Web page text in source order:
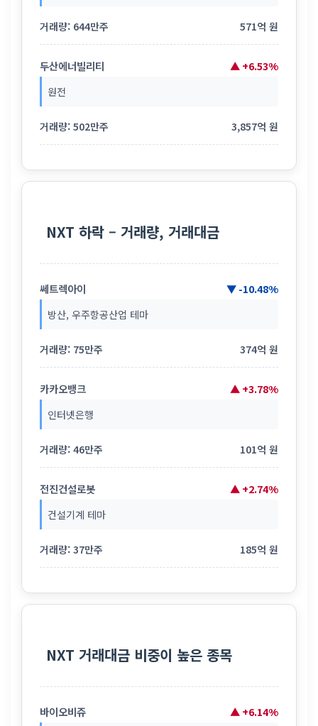
거래량: 644만주 571억 원
두산에너빌리티 ▲ +6.53%
원전
거래량: 502만주 3,857억 원
NXT 하락 – 거래량, 거래대금
쎄트렉아이 ▼ -10.48%
방산, 우주항공산업 테마
거래량: 75만주 374억 원
카카오뱅크 ▲ +3.78%
인터넷은행
거래량: 46만주 101억 원
전진건설로봇 ▲ +2.74%
건설기계 테마
거래량: 37만주 185억 원
NXT 거래대금 비중이 높은 종목
바이오비쥬 ▲ +6.14%